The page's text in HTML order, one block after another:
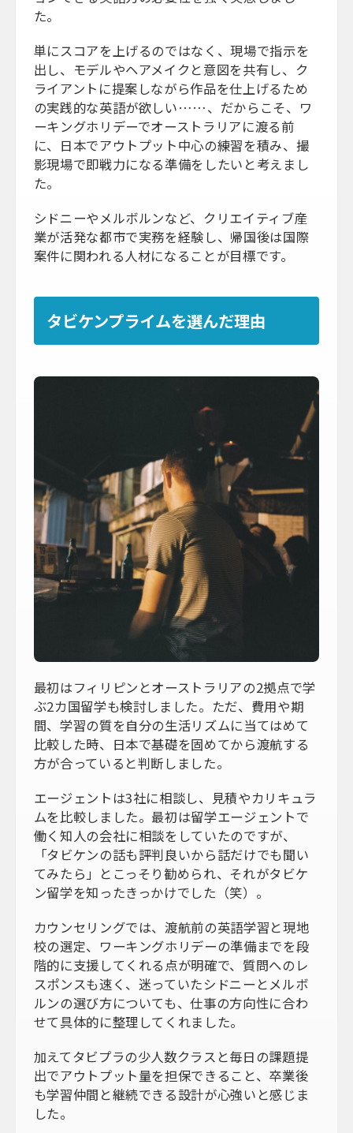
た。
単にスコアを上げるのではなく、現場で指示を
出し、モデルやヘアメイクと意図を共有し、ク
ライアントに提案しながら作品を仕上げるため
の実践的な英語が欲しい……、だからこそ、ワ
ーキングホリデーでオーストラリアに渡る前
に、日本でアウトプット中心の練習を積み、撮
影現場で即戦力になる準備をしたいと考えまし
た。
シドニーやメルボルンなど、クリエイティブ産
業が活発な都市で実務を経験し、帰国後は国際
案件に関われる人材になることが目標です。
タビケンプライムを選んだ理由
最初はフィリピンとオーストラリアの2拠点で学
ぶ2カ国留学も検討しました。ただ、費用や期
間、学習の質を自分の生活リズムに当てはめて
比較した時、日本で基礎を固めてから渡航する
方が合っていると判断しました。
エージェントは3社に相談し、見積やカリキュラ
ムを比較しました。最初は留学エージェントで
働く知人の会社に相談をしていたのですが、
「タビケンの話も評判良いから話だけでも聞い
てみたら」とこっそり勧められ、それがタビケ
ン留学を知ったきっかけでした（笑）。
カウンセリングでは、渡航前の英語学習と現地
校の選定、ワーキングホリデーの準備までを段
階的に支援してくれる点が明確で、質問へのレ
スポンスも速く、迷っていたシドニーとメルボ
ルンの選び方についても、仕事の方向性に合わ
せて具体的に整理してくれました。
加えてタビプラの少人数クラスと毎日の課題提
出でアウトプット量を担保できること、卒業後
も学習仲間と継続できる設計が心強いと感じま
した。